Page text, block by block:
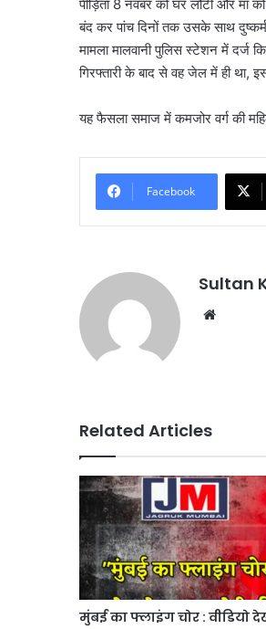
पीड़िता 8 नवंबर को घर लौटी और मां
बंद कर पांच दिनों तक उसके साथ
मामला मालवानी पुलिस स्टेशन में दर्ज
गिरफ्तारी के बाद से वह जेल में ही था,
यह फैसला समाज में कमजोर वर्ग की
Facebook
Sultan
Related Articles
मुंबई का फ्लाइंग चोर : वीडियो